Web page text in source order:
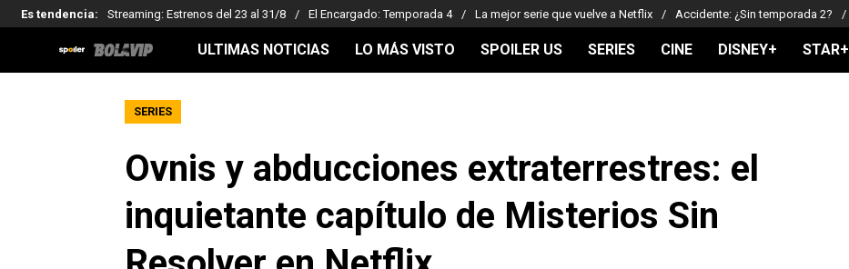
Es tendencia: Streaming: Estrenos del 23 al 31/8 El Encargado: Temporada 4 La mejor serie que vuelve a Netflix Accidente: ¿Sin temporada 2?
ULTIMAS NOTICIAS LO MÁS VISTO SPOILER US SERIES CINE DISNEY+ STAR+
SERIES
Ovnis y abducciones extraterrestres: el
inquietante capítulo de Misterios Sin